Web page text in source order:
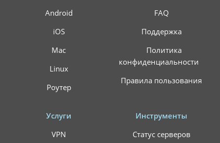
Android
iOS
Mac
Linux
Роутер
FAQ
Поддержка
Политика
конфиденциальности
Правила пользования
Услуги
VPN
Инструменты
Статус серверов